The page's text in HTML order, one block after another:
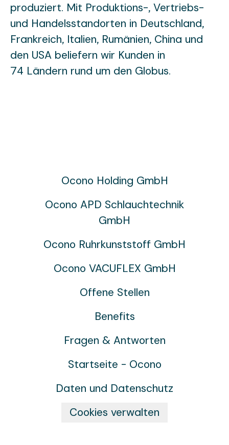
produziert. Mit Produktions-, Vertriebs-
und Handelsstandorten in Deutschland,
Frankreich, Italien, Rumänien, China und
den USA beliefern wir Kunden in
74 Ländern rund um den Globus.
Ocono Holding GmbH
Ocono APD Schlauchtechnik
GmbH
Ocono Ruhrkunststoff GmbH
Ocono VACUFLEX GmbH
Offene Stellen
Benefits
Fragen & Antworten
Startseite - Ocono
Daten und Datenschutz
Cookies verwalten